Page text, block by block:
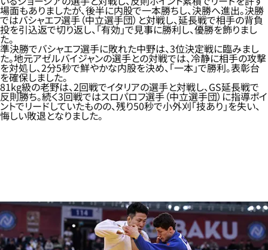
場面もありましたが、後半に内股で一本勝ちし、決勝へ進出。決勝
ではバシャエフ選手（中立選手団）と対戦し、延長戦で相手の背負
投を引込返で切り返し、「有効」で見事に勝利し、優勝を飾りまし
た。
準決勝でバシャエフ選手に敗れた中野は、3位決定戦に臨みまし
た。地元アゼルバイジャンの選手との対戦では、冷静に相手の攻撃
を対処し、2分5秒で鮮やかな内股を決め、「一本」で勝利。表彰台
を確保しました。
81kg級の老野は、2回戦でイタリアの選手と対戦し、GS延長戦で
反則勝ち。続く3回戦ではスロパロフ選手（中立選手団）に指導ポイ
ントでリードしていたものの、残り50秒で小外刈「技あり」を失い、
悔しい敗退となりました。